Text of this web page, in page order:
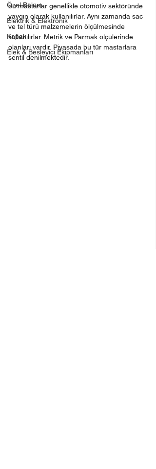
Özel Bölüm
Elektrik & Elektronik
Kapak
Elek & Besleyici Ekipmanları
bu mastarlar genellikle otomotiv sektöründe
yaygın olarak kullanılırlar. Aynı zamanda sac
ve tel türü malzemelerin ölçülmesinde
kullanılırlar. Metrik ve Parmak ölçülerinde
olanları vardır. Piyasada bu tür mastarlara
sentil denilmektedir.